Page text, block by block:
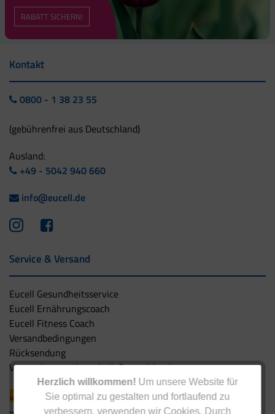
Herzlich willkommen! Um unsere Website für
Sie optimal zu gestalten und fortlaufend zu
verbessern, verwenden wir Cookies. Durch
RABATT SICHERN!
Kontakt
0800 - 1 38 23 55
(gebührenfrei aus Deutschland)
Ausland:
+49 - 5042 940 660
info@eucell.de
Service & Versand
Eucell Gesundheitsservice
Eucell Ernährungscoach
Eucell Fitness Coach
Versandbedingungen
Rücksendung
Versandpartner innerhalb Deutschlands